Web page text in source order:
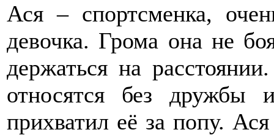
Ася – спортсменка,
девочка. Грома она не
держаться на
относятся без
прихватил её за попу.